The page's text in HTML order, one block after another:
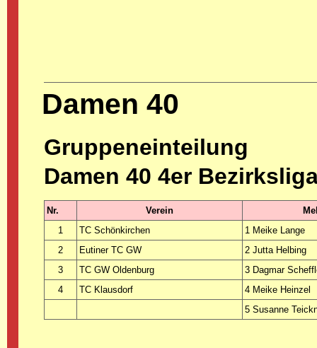
Damen 40
Gruppeneinteilung
Damen 40 4er
Nr. Verein
1
TC Schönkirchen
1 Meike Lange
2
Eutiner TC GW
2 Jutta Helbing
3
TC GW Oldenburg
3 Dagmar
4
TC Klausdorf
4 Meike Heinzel
5 Susanne